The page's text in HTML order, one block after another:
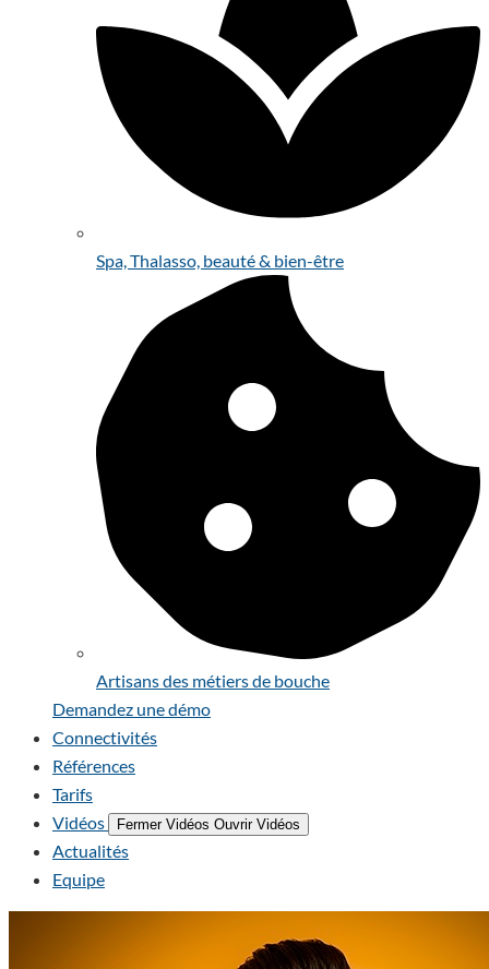
Spa, Thalasso, beauté & bien-être
Artisans des métiers de bouche
Demandez une démo
Connectivités
Références
Tarifs
Vidéos
Fermer Vidéos Ouvrir Vidéos
Actualités
Equipe